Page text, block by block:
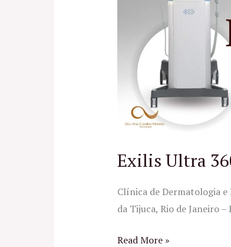
Exilis Ultra
Clínica de Dermatologia
da Tijuca, Rio de Janeiro
Read More »